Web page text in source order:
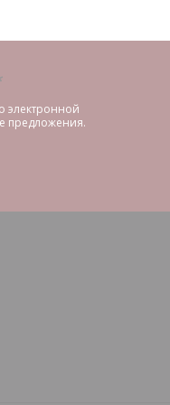
электронной
предложения.